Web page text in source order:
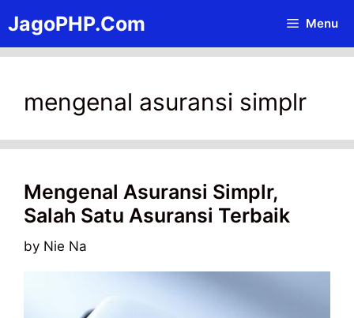
to
content
JagoPHP.Com Menu
mengenal asuransi simplr
Mengenal Asuransi Simplr,
Salah Satu Asuransi Terbaik
by Nie Na